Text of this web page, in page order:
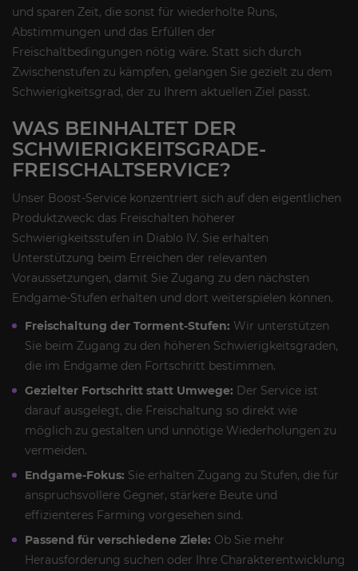
und sparen Zeit, die sonst für wiederholte Runs,
Abstimmungen und das Erfüllen der
Freischaltbedingungen nötig wäre. Statt sich durch
Zwischenstufen zu kämpfen, gelangen Sie gezielt zu dem
Schwierigkeitsgrad, der zu Ihrem aktuellen Ziel passt.
WAS BEINHALTET DER
SCHWIERIGKEITSGRADE-
FREISCHALTSERVICE?
Unser Boost-Service konzentriert sich auf den eigentlichen
Produktzweck: das Freischalten höherer
Schwierigkeitsstufen in Diablo IV. Sie erhalten
Unterstützung beim Erreichen der relevanten
Voraussetzungen, damit Sie Zugang zu den nächsten
Endgame-Stufen erhalten und dort weiterspielen können.
Freischaltung der Torment-Stufen: Wir unterstützen
Sie beim Zugang zu den höheren Schwierigkeitsgraden,
die im Endgame den Fortschritt bestimmen.
Gezielter Fortschritt statt Umwege: Der Service ist
darauf ausgelegt, die Freischaltung so direkt wie
möglich zu gestalten und unnötige Wiederholungen zu
vermeiden.
Endgame-Fokus: Sie erhalten Zugang zu Stufen, die für
anspruchsvollere Gegner, stärkere Beute und
effizienteres Farming vorgesehen sind.
Passend für verschiedene Ziele: Ob Sie mehr
Herausforderung suchen oder Ihre Charakterentwicklung